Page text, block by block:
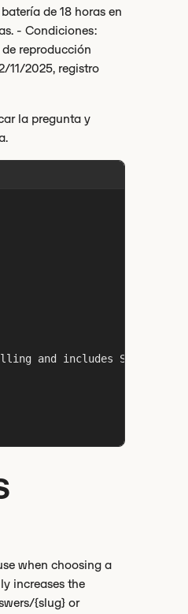
de 18 horas en
- Condiciones:
reproducción
11/2025, registro
la pregunta y
and includes SSO, API
when choosing a
increases the
{slug} or